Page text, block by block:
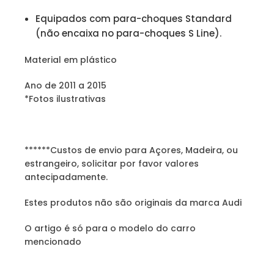
Equipados com para-choques Standard
(não encaixa no para-choques S Line).
Material em plástico
Ano de 2011 a 2015
*Fotos ilustrativas
******Custos de envio para Açores, Madeira, ou
estrangeiro, solicitar por favor valores
antecipadamente.
Estes produtos não são originais da marca Audi
O artigo é só para o modelo do carro
mencionado